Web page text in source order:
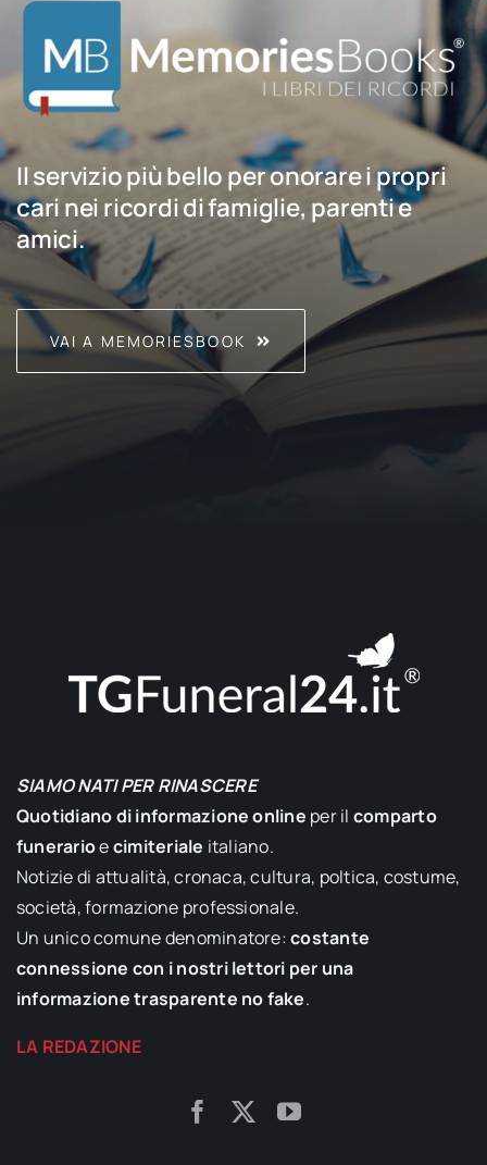
Il servizio più bello per onorare i propri
cari nei ricordi di famiglie, parenti e
amici.
VAI A MEMORIESBOOK
SIAMO NATI PER RINASCERE
Quotidiano di informazione online per il comparto
funerarioecimiteriale italiano.
Notizie di attualità, cronaca, cultura, poltica, costume,
società, formazione professionale.
Un unico comune denominatore:costante
connessione con i nostri lettori per una
informazione trasparente no fake.
LA REDAZIONE